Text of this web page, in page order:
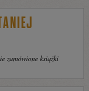
zamówione książki